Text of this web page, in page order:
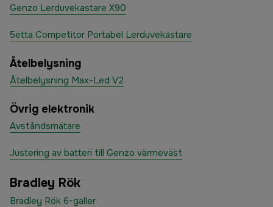
Genzo Lerduvekastare X90
5etta Competitor Portabel Lerduvekastare
Åtelbelysning
Åtelbelysning Max-Led V2
Övrig elektronik
Avståndsmätare
Justering av batteri till Genzo värmeväst
Bradley Rök
Bradley Rök 6-galler